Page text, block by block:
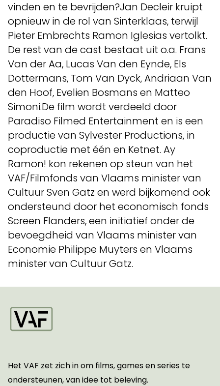
vinden en te bevrijden?Jan Decleir kruipt
opnieuw in de rol van Sinterklaas, terwijl
Pieter Embrechts Ramon Iglesias vertolkt.
De rest van de cast bestaat uit o.a. Frans
Van der Aa, Lucas Van den Eynde, Els
Dottermans, Tom Van Dyck, Andriaan Van
den Hoof, Evelien Bosmans en Matteo
Simoni.De film wordt verdeeld door
Paradiso Filmed Entertainment en is een
productie van Sylvester Productions, in
coproductie met één en Ketnet. Ay
Ramon! kon rekenen op steun van het
VAF/Filmfonds van Vlaams minister van
Cultuur Sven Gatz en werd bijkomend ook
ondersteund door het economisch fonds
Screen Flanders, een initiatief onder de
bevoegdheid van Vlaams minister van
Economie Philippe Muyters en Vlaams
minister van Cultuur Gatz.
Het VAF zet zich in om films, games en series te
ondersteunen, van idee tot beleving.